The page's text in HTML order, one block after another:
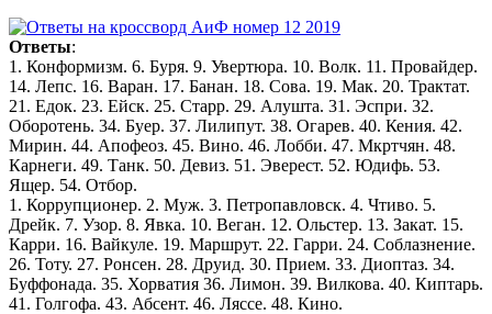
Ответы:
1. Конформизм. 6. Буря. 9. Увертюра. 10. Волк. 11. Провайдер.
14. Лепс. 16. Варан. 17. Банан. 18. Сова. 19. Мак. 20. Трактат.
21. Едок. 23. Ейск. 25. Старр. 29. Алушта. 31. Эспри. 32.
Оборотень. 34. Буер. 37. Лилипут. 38. Огарев. 40. Кения. 42.
Мирин. 44. Апофеоз. 45. Вино. 46. Лобби. 47. Мкртчян. 48.
Карнеги. 49. Танк. 50. Девиз. 51. Эверест. 52. Юдифь. 53.
Ящер. 54. Отбор.
1. Коррупционер. 2. Муж. 3. Петропавловск. 4. Чтиво. 5.
Дрейк. 7. Узор. 8. Явка. 10. Веган. 12. Ольстер. 13. Закат. 15.
Карри. 16. Вайкуле. 19. Маршрут. 22. Гарри. 24. Соблазнение.
26. Тоту. 27. Ронсен. 28. Друид. 30. Прием. 33. Диоптаз. 34.
Буффонада. 35. Хорватия 36. Лимон. 39. Вилкова. 40. Киптарь.
41. Голгофа. 43. Абсент. 46. Ляссе. 48. Кино.